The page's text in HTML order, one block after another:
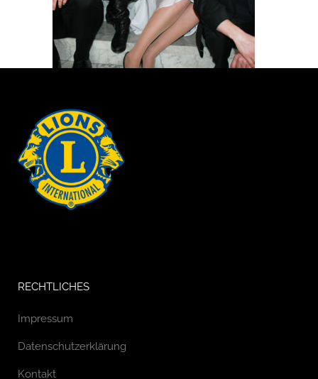
RECHTLICHES
Impressum
Datenschutzerklärung
Kontakt